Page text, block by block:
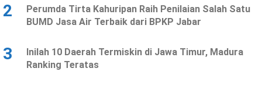
2
Perumda Tirta Kahuripan Raih Penilaian Salah Satu
BUMD Jasa Air Terbaik dari BPKP Jabar
3
Inilah 10 Daerah Termiskin di Jawa Timur, Madura
Ranking Teratas